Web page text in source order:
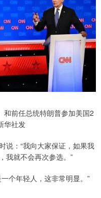
前任总统特朗普参加美国2
华社发
：“我向大家保证，如果我
我就不会再次参选。”
个年轻人，这非常明显。”